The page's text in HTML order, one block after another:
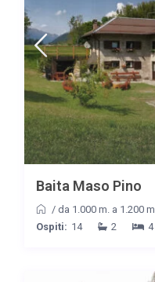
Baita Maso Pino
/ da 1.000 m. a 1.200 m.
Ospiti: 14 2 4